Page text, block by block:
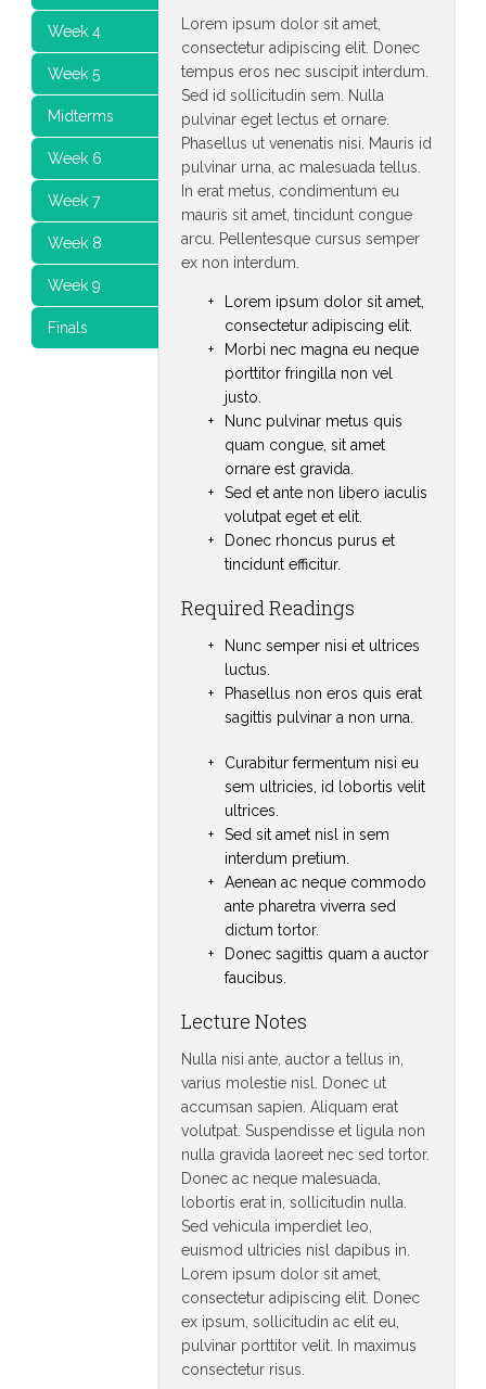
Week 4
Week 5
Midterms
Week 6
Week 7
Week 8
Week 9
Finals
Lorem ipsum dolor sit amet,
consectetur adipiscing elit. Donec
tempus eros nec suscipit interdum.
Sed id sollicitudin sem. Nulla
pulvinar eget lectus et ornare.
Phasellus ut venenatis nisi. Mauris id
pulvinar urna, ac malesuada tellus.
In erat metus, condimentum eu
mauris sit amet, tincidunt congue
arcu. Pellentesque cursus semper
ex non interdum.
Lorem ipsum dolor sit amet,
consectetur adipiscing elit.
Morbi nec magna eu neque
porttitor fringilla non vel
justo.
Nunc pulvinar metus quis
quam congue, sit amet
ornare est gravida.
Sed et ante non libero iaculis
volutpat eget et elit.
Donec rhoncus purus et
tincidunt efficitur.
Required Readings
Nunc semper nisi et ultrices
luctus.
Phasellus non eros quis erat
sagittis pulvinar a non urna.
Curabitur fermentum nisi eu
sem ultricies, id lobortis velit
ultrices.
Sed sit amet nisl in sem
interdum pretium.
Aenean ac neque commodo
ante pharetra viverra sed
dictum tortor.
Donec sagittis quam a auctor
faucibus.
Lecture Notes
Nulla nisi ante, auctor a tellus in,
varius molestie nisl. Donec ut
accumsan sapien. Aliquam erat
volutpat. Suspendisse et ligula non
nulla gravida laoreet nec sed tortor.
Donec ac neque malesuada,
lobortis erat in, sollicitudin nulla.
Sed vehicula imperdiet leo,
euismod ultricies nisl dapibus in.
Lorem ipsum dolor sit amet,
consectetur adipiscing elit. Donec
ex ipsum, sollicitudin ac elit eu,
pulvinar porttitor velit. In maximus
consectetur risus.